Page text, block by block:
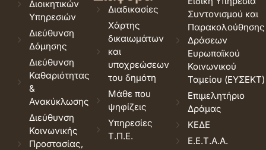
Διοικητικών
Υπηρεσιών
Διεύθυνση
Δόμησης
Διεύθυνση
Καθαριότητας
&
Ανακύκλωσης
Διεύθυνση
Κοινωνικής
Προστασίας,
Διαδικασίες
Χάρτης
δικαιωμάτων
και
υποχρεώσεων
του δημότη
Μάθε που
ψηφίζεις
Υπηρεσίες
Τ.Π.Ε.
Συντονισμού και
Παρακολούθησης
Δράσεων
Ευρωπαϊκού
Κοινωνικού
Ταμείου (ΕΥΣΕΚΤ)
Επιμελητήριο
Δράμας
ΚΕΔΕ
Ε.Ε.Τ.Α.Α.